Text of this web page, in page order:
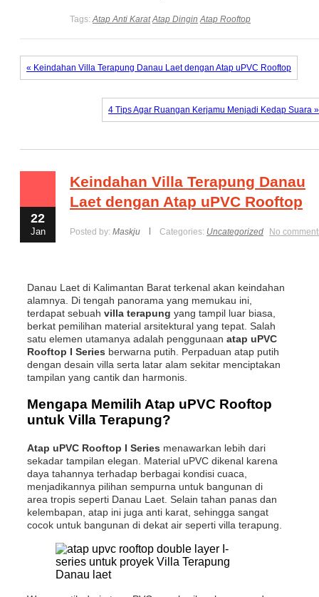
Tags: Atap Anti Karat Atap Dingin Atap Rooftop
« Keindahan Villa Terapung Danau Laet dengan Atap uPVC Rooftop
4 Tips Agar Ruangan Kerjamu Menjadi Kedap Suara »
22
Jan
Keindahan Villa Terapung Danau
Laet dengan Atap uPVC Rooftop
Posted by: Maskju Categories: Uncategorized No
Danau Laet di Kalimantan Barat terkenal akan keindahan
alamnya. Di tengah panorama yang memukau ini,
terdapat sebuah villa terapung yang tampil luar biasa,
berkat pemilihan material arsitektural yang tepat. Salah
satu elemen utamanya adalah penggunaan atap uPVC
Rooftop I Series berwarna putih. Perpaduan atap putih
dengan desain villa serta latar alam sekitar menciptakan
tampilan yang cantik dan harmonis.
Mengapa Memilih Atap uPVC Rooftop
untuk Villa Terapung?
Atap uPVC Rooftop I Series menawarkan lebih dari
sekadar tampilan elegan. Material uPVC dikenal karena
daya tahannya terhadap berbagai kondisi cuaca,
menjadikannya pilihan sempurna untuk bangunan di
area tropis seperti Danau Laet. Selain tahan panas dan
kelembapan, atap ini juga anti karat, sehingga sangat
cocok untuk bangunan di dekat air seperti villa terapung.